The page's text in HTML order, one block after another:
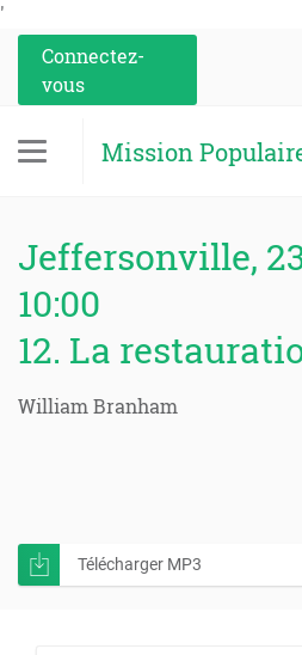
'
Connectez-
vous
Mission
Jeffersonville,
10:00
12. La
William Branham
Télécharger MP3